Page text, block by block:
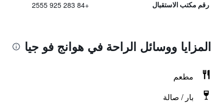
رقم مكتب الاستقبال +84 283 925 2555
المزايا ووسائل الراحة في هوانج فو جيا
مطعم
بار / صالة